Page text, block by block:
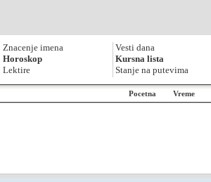
Znacenje imena
Horoskop
Lektire
Vesti dana
Kursna lista
Stanje na putevima
Pocetna Vreme